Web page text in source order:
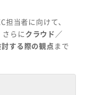
当者に向けて、
らに クラウド／
する際の観点 まで